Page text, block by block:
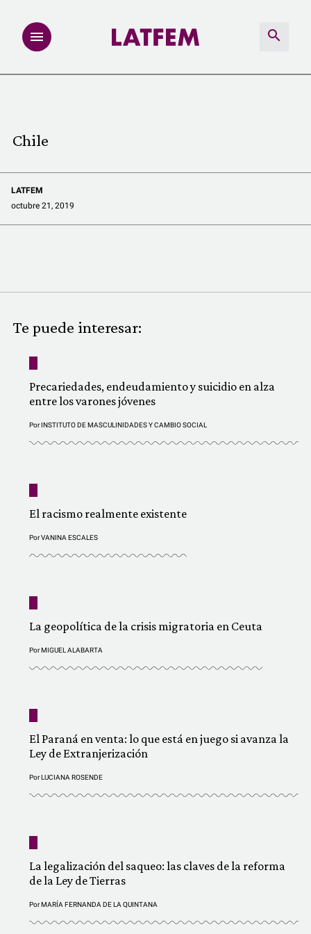
REDACCIÓN ABIERTA
QUIÉNES SOMOS
Chile
LATFEM
octubre 21, 2019
Te puede interesar:
Precariedades, endeudamiento y suicidio en alza
entre los varones jóvenes
PorINSTITUTO DE MASCULINIDADES Y CAMBIO SOCIAL
El racismo realmente existente
PorVANINA ESCALES
La geopolítica de la crisis migratoria en Ceuta
PorMIGUEL ALABARTA
El Paraná en venta: lo que está en juego si avanza la
Ley de Extranjerización
PorLUCIANA ROSENDE
La legalización del saqueo: las claves de la reforma
de la Ley de Tierras
PorMARÍA FERNANDA DE LA QUINTANA